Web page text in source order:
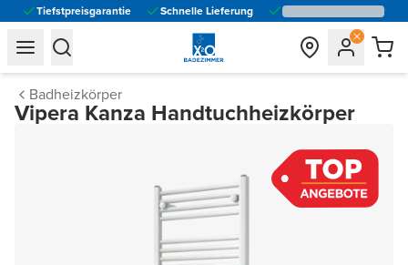
Tiefstpreisgarantie Schnelle Lieferung
general.navigation.toggle_menu.label
general.navigation.toggle_menu.label
Badheizkörper
Vipera Kanza Handtuchheizkörper